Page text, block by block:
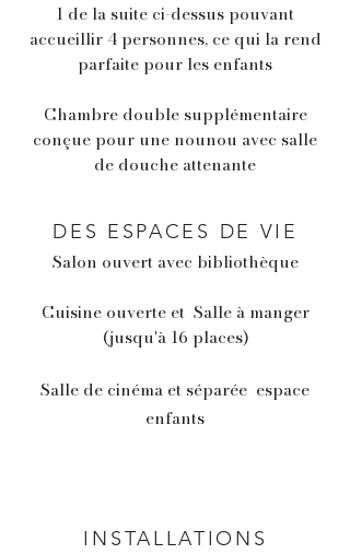
1 de la suite ci-dessus pouvant
accueillir 4 personnes, ce qui la rend
parfaite pour les enfants
Chambre double supplémentaire
conçue pour une nounou avec salle
de douche attenante
DES ESPACES DE VIE
Salon ouvert avec bibliothèque
Cuisine ouverte et Salle à manger
(jusqu'à 16 places)
Salle de cinéma et séparée espace
enfants
INSTALLATIONS